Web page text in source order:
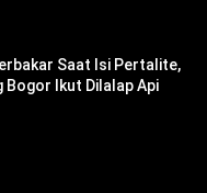
Saat Isi Pertalite,
Bogor Ikut Dilalap Api